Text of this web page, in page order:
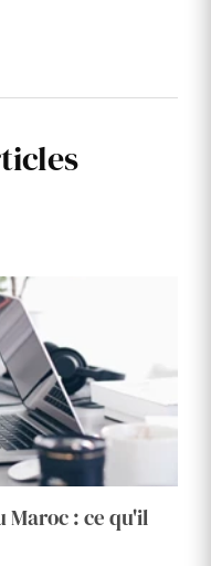
Maroc : ce qu'il